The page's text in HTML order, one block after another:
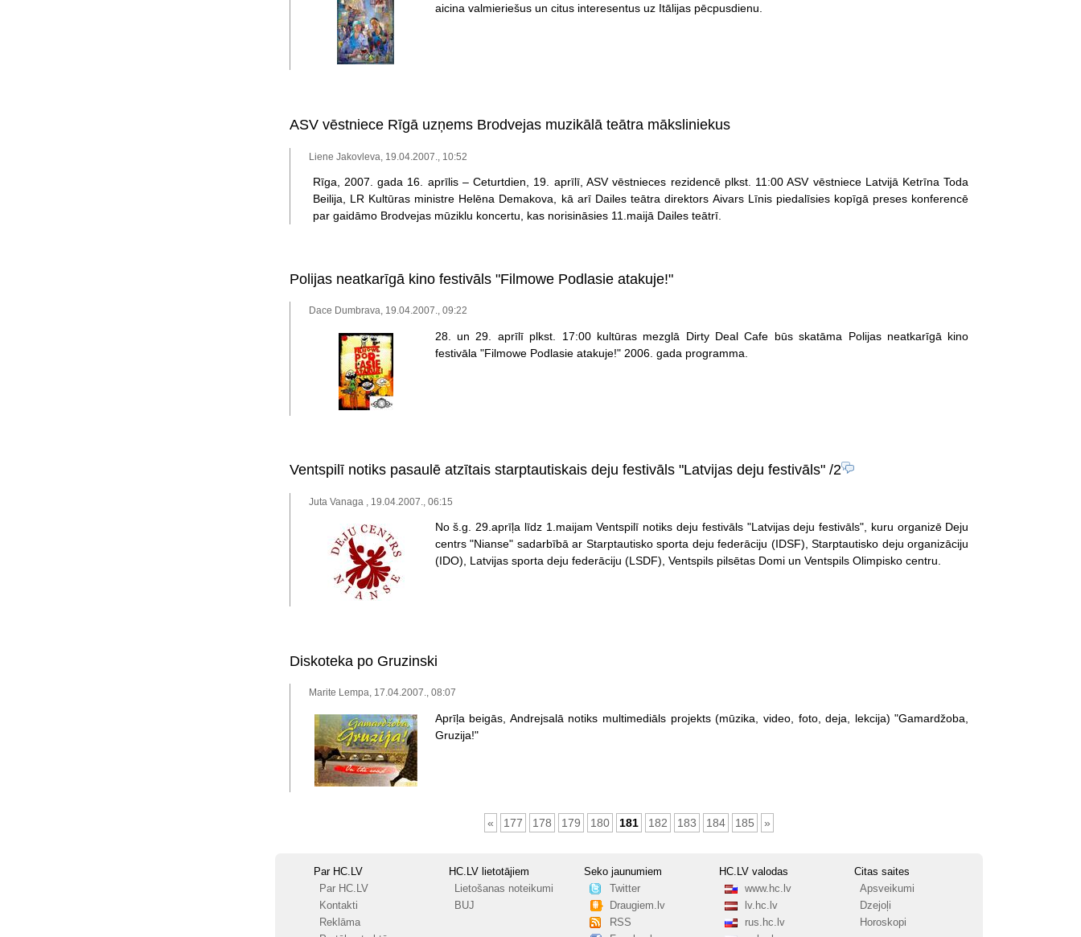
aicina valmieriešus un citus interesentus uz Itālijas pēcpusdienu.
ASV vēstniece Rīgā uzņems Brodvejas muzikālā teātra māksliniekus
Liene Jakovleva, 19.04.2007., 10:52
Rīga, 2007. gada 16. aprīlis – Ceturtdien, 19. aprīlī, ASV vēstnieces rezidencē plkst. 11:00 ASV vēstniece Latvijā Ketrīna Toda
Beilija, LR Kultūras ministre Helēna Demakova, kā arī Dailes teātra direktors Aivars Līnis piedalīsies kopīgā preses konferencē
par gaidāmo Brodvejas mūziklu koncertu, kas norisināsies 11.maijā Dailes teātrī.
Polijas neatkarīgā kino festivāls "Filmowe Podlasie atakuje!"
Dace Dumbrava, 19.04.2007., 09:22
28. un 29. aprīlī plkst. 17:00 kultūras mezglā Dirty Deal Cafe būs skatāma Polijas neatkarīgā kino
festivāla "Filmowe Podlasie atakuje!" 2006. gada programma.
Ventspilī notiks pasaulē atzītais starptautiskais deju festivāls "Latvijas deju festivāls"/2
Juta Vanaga , 19.04.2007., 06:15
No š.g. 29.aprīļa līdz 1.maijam Ventspilī notiks deju festivāls "Latvijas deju festivāls", kuru organizē Deju
centrs "Nianse" sadarbībā ar Starptautisko sporta deju federāciju (IDSF), Starptautisko deju organizāciju
(IDO), Latvijas sporta deju federāciju (LSDF), Ventspils pilsētas Domi un Ventspils Olimpisko centru.
Diskoteka po Gruzinski
Marite Lempa, 17.04.2007., 08:07
Aprīļa beigās, Andrejsalā notiks multimediāls projekts (mūzika, video, foto, deja, lekcija) "Gamardžoba,
Gruzija!"
« 177 178 179 180 181 182 183 184 185 »
Par HC.LV
Par HC.LV
Kontakti
Reklāma
HC.LV lietotājiem
Lietošanas noteikumi
BUJ
Seko jaunumiem
Twitter
Draugiem.lv
RSS
HC.LV valodas
www.hc.lv
lv.hc.lv
rus.hc.lv
Citas saites
Apsveikumi
Dzejoļi
Horoskopi